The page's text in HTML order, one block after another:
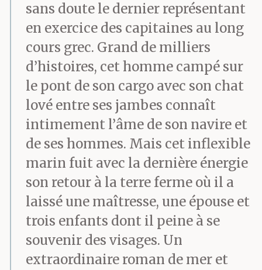
sans doute le dernier représentant
en exercice des capitaines au long
cours grec. Grand de milliers
d’histoires, cet homme campé sur
le pont de son cargo avec son chat
lové entre ses jambes connaît
intimement l’âme de son navire et
de ses hommes. Mais cet inflexible
marin fuit avec la dernière énergie
son retour à la terre ferme où il a
laissé une maîtresse, une épouse et
trois enfants dont il peine à se
souvenir des visages. Un
extraordinaire roman de mer et